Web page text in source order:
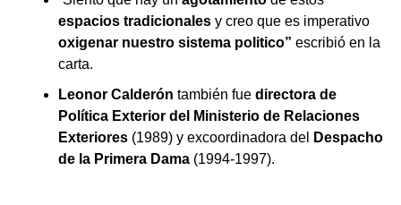
espacios tradicionales y creo que es imperativo
oxigenar nuestro sistema politico” escribió en la
carta.
Leonor Calderón también fue directora de
Política Exterior del Ministerio de Relaciones
Exteriores (1989) y excoordinadora del
Despacho
de la Primera Dama (1994-1997).